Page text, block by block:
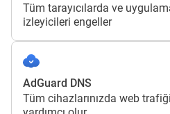
Tüm tarayıcılarda ve
izleyicileri engeller
AdGuard DNS
Tüm cihazlarınızda web